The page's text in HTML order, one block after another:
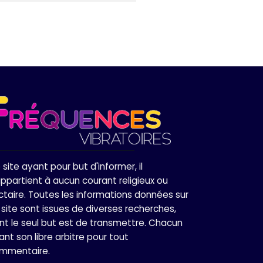
site ayant pour but d'informer, il
à aucun courant religieux ou
Toutes les informations données sur
sont issues de diverses recherches,
le seul but est de transmettre. Chacun
son libre arbitre pour tout